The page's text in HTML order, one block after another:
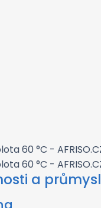
a průmysl